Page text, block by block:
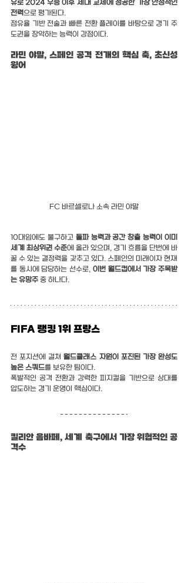
유로 2024 우승 이후 세대 교체에 성공한 가장 안정적인
전력으로 평가된다.
점유율 기반 전술과 빠른 전환 플레이를 바탕으로 경기 주
도권을 장악하는 능력이 강점이다.
라민 야말, 스페인 공격 전개의 핵심 축, 초신성
윙어
FC 바르셀로나 소속 라민 야말
10대임에도 불구하고 돌파 능력과 공간 창출 능력이 이미
세계 최상위권 수준에 올라 있으며, 경기 흐름을 단번에 바
꿀 수 있는 결정력을 갖추고 있다. 스페인의 미래이자 현재
를 동시에 담당하는 선수로, 이번 월드컵에서 가장 주목받
는 유망주 중 하나다.
FIFA 랭킹 1위 프랑스
전 포지션에 걸쳐 월드클래스 자원이 포진된 가장 완성도
높은 스쿼드를 보유한 팀이다.
폭발적인 공격 전환과 강력한 피지컬을 기반으로 상대를
압도하는 경기 운영이 핵심이다.
킬리안 음바페, 세계 축구에서 가장 위협적인 공
격수